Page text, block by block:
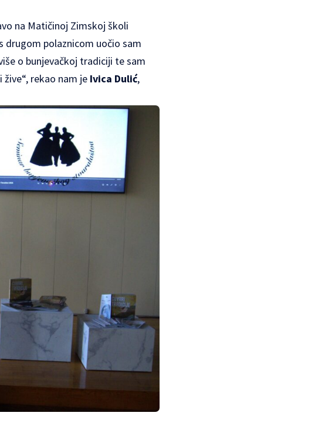
na Matičinoj Zimskoj školi
drugom polaznicom uočio sam
o bunjevačkoj tradiciji te sam
rekao nam je Ivica Dulić,